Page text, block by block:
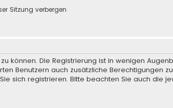
Sitzung verbergen
können. Die Registrierung ist in wenigen
Benutzern auch zusätzliche Berechtigungen
sich registrieren. Bitte beachten Sie auch die